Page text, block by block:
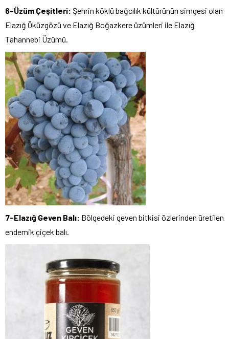
6-Üzüm Çeşitleri: Şehrin köklü bağcılık kültürünün simgesi olan
Elazığ Öküzgözü ve Elazığ Boğazkere üzümleri ile Elazığ
Tahannebi Üzümü.
7-Elazığ Geven Balı: Bölgedeki geven bitkisi özlerinden üretilen
endemik çiçek balı.